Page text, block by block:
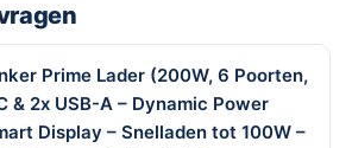
Prime Lader (200W, 6 Poorten,
& 2x USB-A – Dynamic Power
Display – Snelladen tot 100W –